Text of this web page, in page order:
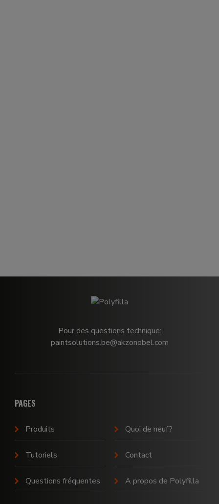
Pour des questions technique:
paintsolutions.be@akzonobel.com
PAGES
Produits
Tutoriels
Questions fréquentes
Quoi de neuf?
Contact
A propos de Polyfilla